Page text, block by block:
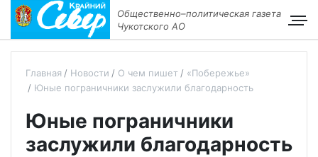
Общественно–политическая газета
Чукотского АО
Главная Новости О чем пишет
«Побережье»
Юные пограничники заслужили благодарность
Юные пограничники
заслужили благодарность